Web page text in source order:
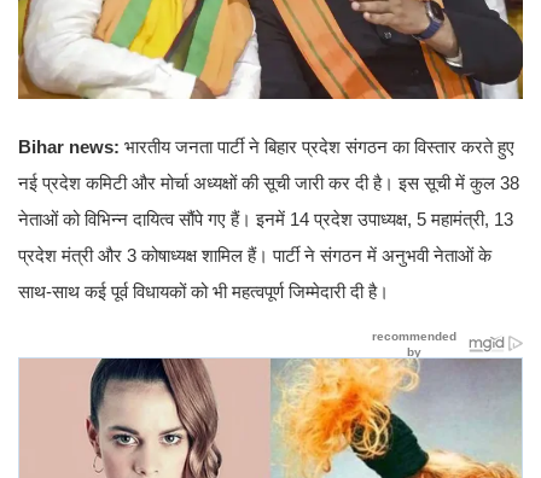
Bihar news: भारतीय जनता पार्टी ने बिहार प्रदेश संगठन का विस्तार करते हुए
नई प्रदेश कमिटी और मोर्चा अध्यक्षों की सूची जारी कर दी है। इस सूची में कुल 38
नेताओं को विभिन्न दायित्व सौंपे गए हैं। इनमें 14 प्रदेश उपाध्यक्ष, 5 महामंत्री, 13
प्रदेश मंत्री और 3 कोषाध्यक्ष शामिल हैं। पार्टी ने संगठन में अनुभवी नेताओं के
साथ-साथ कई पूर्व विधायकों को भी महत्वपूर्ण जिम्मेदारी दी है।